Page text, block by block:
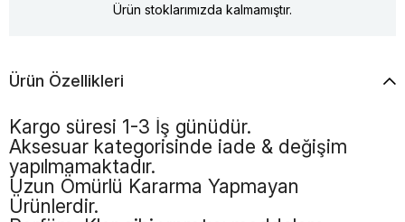
Ürün stoklarımızda kalmamıştır.
Ürün Özellikleri
Kargo süresi 1-3 İş günüdür.
Aksesuar kategorisinde iade & değişim
yapılmamaktadır.
Uzun Ömürlü Kararma Yapmayan
Ürünlerdir.